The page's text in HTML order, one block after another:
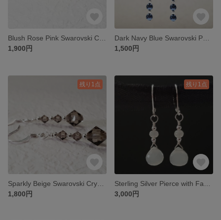
1,900円
1,500円
残り1点
1,800円
残り1点
3,000円